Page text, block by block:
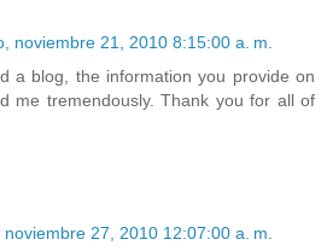
noviembre 21, 2010 8:15:00 a. m.
a blog, the information you provide on
me tremendously. Thank you for all of
27, 2010 12:07:00 a. m.